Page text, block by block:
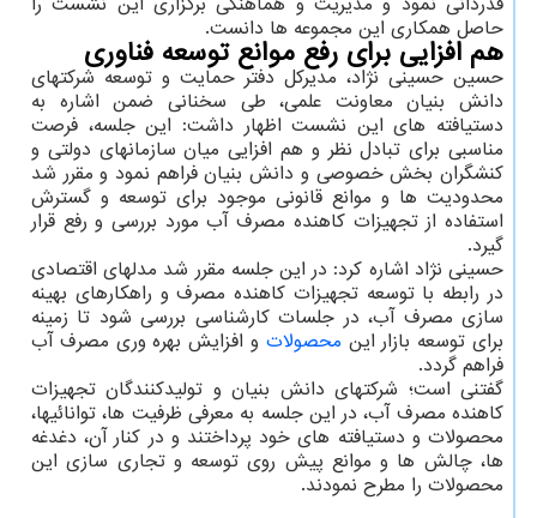
حاصل همکاری این مجموعه ها دانست.
هم افزایی برای رفع موانع توسعه فناوری
حسین حسینی نژاد، مدیرکل دفتر حمایت و توسعه شرکتهای
دانش بنیان معاونت علمی، طی سخنانی ضمن اشاره به
دستیافته های این نشست اظهار داشت: این جلسه، فرصت
مناسبی برای تبادل نظر و هم افزایی میان سازمانهای دولتی و
کنشگران بخش خصوصی و دانش بنیان فراهم نمود و مقرر شد
محدودیت ها و موانع قانونی موجود برای توسعه و گسترش
استفاده از تجهیزات کاهنده مصرف آب مورد بررسی و رفع قرار
گیرد.
حسینی نژاد اشاره کرد: در این جلسه مقرر شد مدلهای اقتصادی
در رابطه با توسعه تجهیزات کاهنده مصرف و راهکارهای بهینه
سازی مصرف آب، در جلسات کارشناسی بررسی شود تا زمینه
برای توسعه بازار این محصولات و افزایش بهره وری مصرف آب
فراهم گردد.
گفتنی است؛ شرکتهای دانش بنیان و تولیدکنندگان تجهیزات
کاهنده مصرف آب، در این جلسه به معرفی ظرفیت ها، توانائیها،
محصولات و دستیافته های خود پرداختند و در کنار آن، دغدغه
ها، چالش ها و موانع پیش روی توسعه و تجاری سازی این
محصولات را مطرح نمودند.